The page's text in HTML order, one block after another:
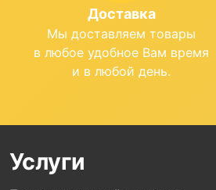
Доставка
Мы доставляем товары
в любое удобное Вам время
и в любой день.
Услуги